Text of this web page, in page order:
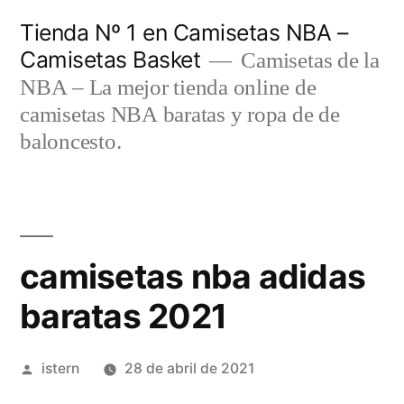
contenido
Tienda Nº 1 en Camisetas NBA –
Camisetas Basket
Camisetas de la
NBA – La mejor tienda online de
camisetas NBA baratas y ropa de de
baloncesto.
camisetas nba adidas
baratas 2021
Publicado
istern 28 de abril de 2021